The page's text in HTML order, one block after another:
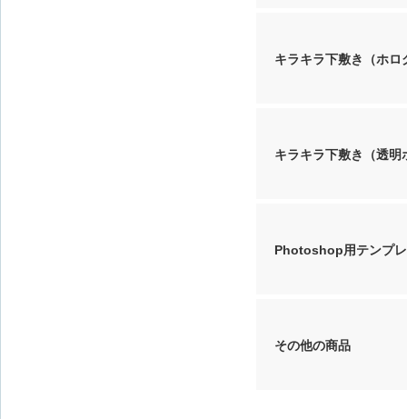
キラキラ下敷き（ホロ
キラキラ下敷き（透明
Photoshop用テンプ
その他の商品